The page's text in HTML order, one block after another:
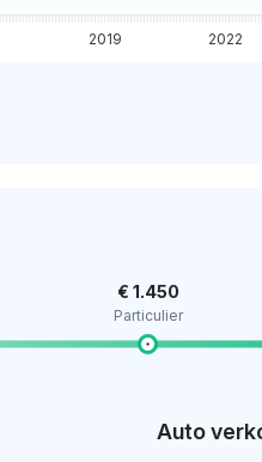
2019 2022
€ 1.450
Particulier
Auto